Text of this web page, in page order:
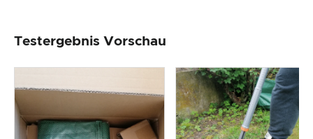
Produktverarbeitung & Erscheinungsbild
Der Praxistest
Preis-/ Leistungsverhältnis
Testergebnis Vorschau